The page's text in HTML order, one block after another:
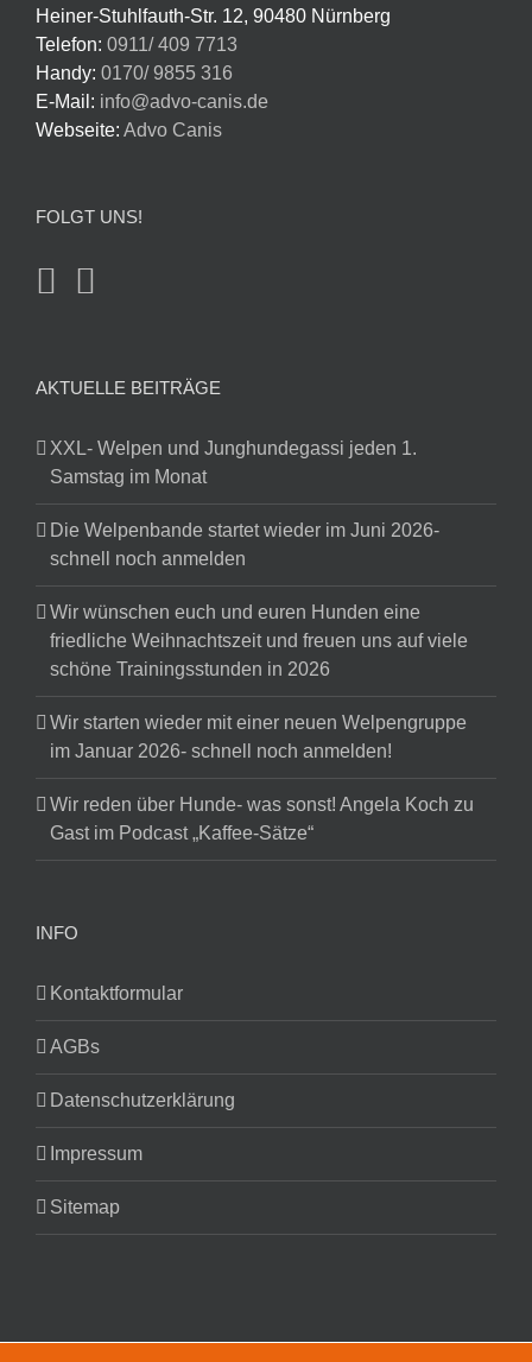
Heiner-Stuhlfauth-Str. 12, 90480 Nürnberg
Telefon: 0911/ 409 7713
Handy: 0170/ 9855 316
E-Mail: info@advo-canis.de
Webseite: Advo Canis
FOLGT UNS!
AKTUELLE BEITRÄGE
XXL- Welpen und Junghundegassi jeden 1.
Samstag im Monat
Die Welpenbande startet wieder im Juni 2026-
schnell noch anmelden
Wir wünschen euch und euren Hunden eine
friedliche Weihnachtszeit und freuen uns auf viele
schöne Trainingsstunden in 2026
Wir starten wieder mit einer neuen Welpengruppe
im Januar 2026- schnell noch anmelden!
Wir reden über Hunde- was sonst! Angela Koch zu
Gast im Podcast „Kaffee-Sätze“
INFO
Kontaktformular
AGBs
Datenschutzerklärung
Impressum
Sitemap